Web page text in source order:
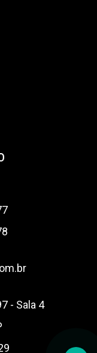
- Sala 4